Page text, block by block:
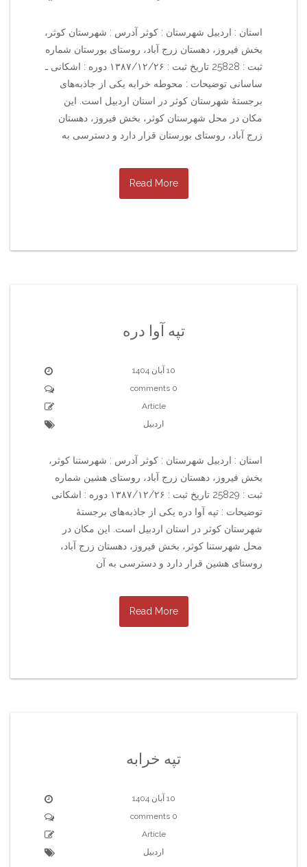
استان : اردبیل شهرستان : کوثر آدرس : شهرستان کوثر،
بخش فیروز، دهستان زرج آباد، روستای بورستان شماره
ثبت : 25828 تاریخ ثبت : ۱۳۸۷/۱۲/۲۶ دوره : اشکانی ـ
ساسانی توضیحات : محوطه خرابه یکی از جاذبه‌های
برجستهٔ شهرستان کوثر در استان اردبیل است. این
مکان در محل شهرستان کوثر، بخش فیروز، دهستان
زرج آباد، روستای بورستان قرار دارد و دسترسی به
Read More
تپه آوا دره
10 آبان 1404
0 comments
Article
اردبیل
استان : اردبیل شهرستان : کوثر آدرس : شهرستنا کوثر،
بخش فیروز، دهستان زرج آباد، روستای هشین شماره
ثبت : 25829 تاریخ ثبت : ۱۳۸۷/۱۲/۲۶ دوره : اشکانی
توضیحات : تپه آوا دره یکی از جاذبه‌های برجستهٔ
شهرستان کوثر در استان اردبیل است. این مکان در
محل شهرستنا کوثر، بخش فیروز، دهستان زرج آباد،
روستای هشین قرار دارد و دسترسی به آن
Read More
تپه خرابه
10 آبان 1404
0 comments
Article
اردبیل